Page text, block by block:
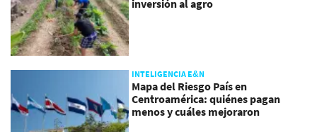
inversión al agro
INTELIGENCIA E&N
Mapa del Riesgo País en
Centroamérica: quiénes pagan
menos y cuáles mejoraron